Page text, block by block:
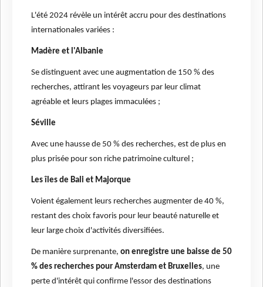
L'été 2024 révèle un intérêt accru pour des destinations
internationales variées :
Madère et l'Albanie
Se distinguent avec une augmentation de 150 % des
recherches, attirant les voyageurs par leur climat
agréable et leurs plages immaculées ;
Séville
Avec une hausse de 50 % des recherches, est de plus en
plus prisée pour son riche patrimoine culturel ;
Les îles de Bali et Majorque
Voient également leurs recherches augmenter de 40 %,
restant des choix favoris pour leur beauté naturelle et
leur large choix d'activités diversifiées.
De manière surprenante, on enregistre une baisse de 50
% des recherches pour Amsterdam et Bruxelles, une
perte d'intérêt qui confirme l'essor des destinations